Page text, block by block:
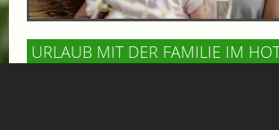
URLAUB MIT DER FAMILIE IM
THERME